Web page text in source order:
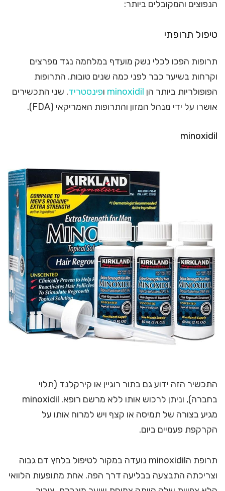
הנפוצים והמקובלים ביותר:
טיפול תרופתי
תרופות הפכו לכלי נשק מועדף במלחמה נגד מפרצים
וקרחות בשיער כבר לפני כמה שנים טובות. התרופות
הפופולריות ביותר הן minoxidil ופינסטריד. שני התכשירים
אושרו על ידי מנהל המזון והתרופות האמריקאי (FDA).
minoxidil
התכשיר הזה ידוע גם בתור רוגיין או קירקלנד (תלוי
בחברה), וניתן לרכוש אותו ללא מרשם רופא. minoxidil
מגיע בצורה של תמיסה או קצף ויש למרוח אותו על
הקרקפת פעמיים ביום.
תרופת הminoxidil נועדה במקור לטיפול בלחץ דם גבוה
וצריכתה התבצעה בבליעה דרך הפה. אחת מתופעות הלוואי